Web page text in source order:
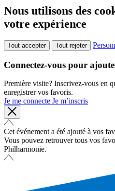
Nous utilisons des
votre expérience
Tout accepter Tout rejeter
Connectez-vous pour
Première visite? Inscrivez-vous en
enregistrer vos favoris.
Je me connecte Je m’inscris
Cet événement a été ajouté à vos
Vous pouvez retrouver tous vos
Philharmonie.